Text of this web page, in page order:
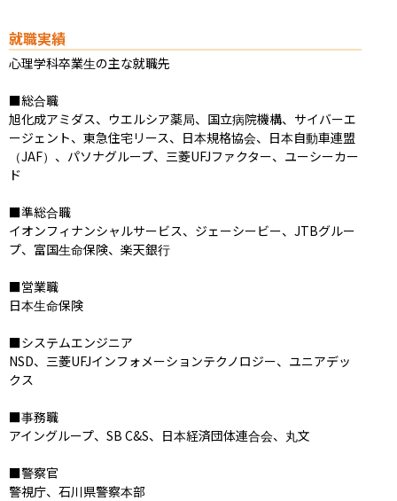
就職実績
心理学科卒業生の主な就職先
■総合職
旭化成アミダス、ウエルシア薬局、国立病院機構、サイバーエ
ージェント、東急住宅リース、日本規格協会、日本自動車連盟
（JAF）、パソナグループ、三菱UFJファクター、ユーシーカー
ド
■準総合職
イオンフィナンシャルサービス、ジェーシービー、JTBグルー
プ、富国生命保険、楽天銀行
■営業職
日本生命保険
■システムエンジニア
NSD、三菱UFJインフォメーションテクノロジー、ユニアデッ
クス
■事務職
アイングループ、SB C&S、日本経済団体連合会、丸文
■警察官
警視庁、石川県警察本部